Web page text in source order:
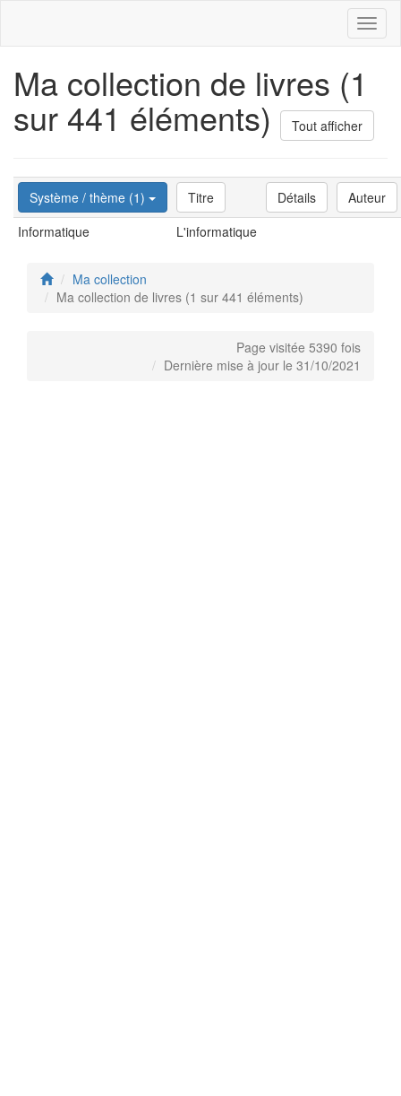
Ma collection de livres (1
sur 441 éléments) Tout afficher
Système / thème (1) Titre Détails
Auteur
Informatique
L'informatique
Ma collection
Ma collection de livres (1 sur 441 éléments)
Page visitée 5390 fois
Dernière mise à jour le 31/10/2021